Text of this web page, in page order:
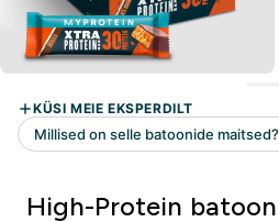
High-Protein batoon